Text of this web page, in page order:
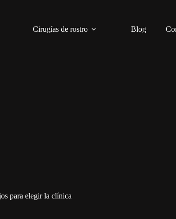
Cirugías de rostro Blog
para elegir la clínica